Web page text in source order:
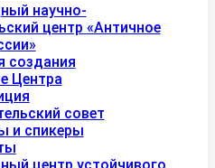
научно-
центр «Античное
создания
Центра
совет
и спикеры